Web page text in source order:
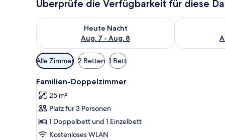
Überprüfe die Verfügbarkeit für diese
Heute Nacht
Aug. 7 - Aug. 8
Überprüfe die Verfügbarkeit für heute Nacht, Aug. 7
Überprüfe
Verfügbare
Filter
für
Zimmer
Alle Zimmer 2 Betten 1 Bett
Alle
Fotos
für
Familien-
Doppelzimmer
anzeigen
Ein Hotelzimmer mit Bett,
9
Familien-Doppelzimmer
25 m²
Platz für 3 Personen
1 Doppelbett und 1 Einzelbett
Kostenloses WLAN